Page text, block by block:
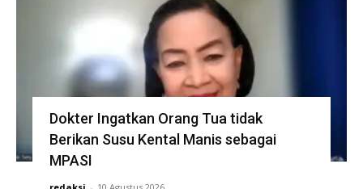
Dokter Ingatkan Orang Tua tidak
Berikan Susu Kental Manis sebagai
MPASI